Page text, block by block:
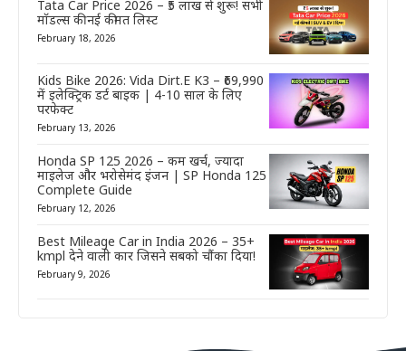
Tata Car Price 2026 – ₹5 लाख से शुरू! सभी
मॉडल्स की नई कीमत लिस्ट
February 18, 2026
Kids Bike 2026: Vida Dirt.E K3 – ₹69,990
में इलेक्ट्रिक डर्ट बाइक | 4-10 साल के लिए
परफेक्ट
February 13, 2026
Honda SP 125 2026 – कम खर्च, ज्यादा
माइलेज और भरोसेमंद इंजन | SP Honda 125
Complete Guide
February 12, 2026
Best Mileage Car in India 2026 – 35+
kmpl देने वाली कार जिसने सबको चौंका दिया!
February 9, 2026